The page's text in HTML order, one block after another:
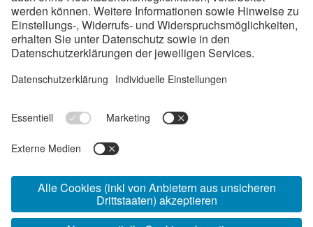
Links:
Ausbildungen
Checkliste
Standorte
Datenschutz
www.voestalpine.com/